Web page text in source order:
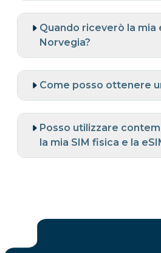
Quando riceverò la mia
Norvegia?
Come posso ottenere
Posso utilizzare
la mia SIM fisica e la